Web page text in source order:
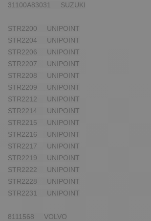
31100A83031 SUZUKI
STR2200 UNIPOINT
STR2204 UNIPOINT
STR2206 UNIPOINT
STR2207 UNIPOINT
STR2208 UNIPOINT
STR2209 UNIPOINT
STR2212 UNIPOINT
STR2214 UNIPOINT
STR2215 UNIPOINT
STR2216 UNIPOINT
STR2217 UNIPOINT
STR2219 UNIPOINT
STR2222 UNIPOINT
STR2228 UNIPOINT
STR2231 UNIPOINT
8111568 VOLVO